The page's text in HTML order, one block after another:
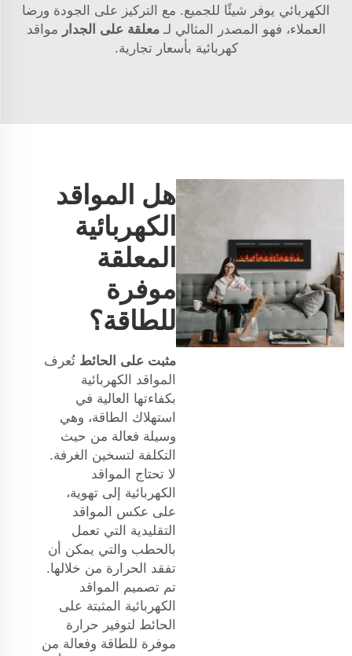
الكهربائي يوفر شيئًا للجميع. مع التركيز على الجودة ورضا
العملاء، فهو المصدر المثالي لـمعلقة على الجدار مواقد
كهربائية بأسعار تجارية.
هل المواقد
الكهربائية
المعلقة
موفرة
للطاقة؟
مثبت على الحائط تُعرف
المواقد الكهربائية
بكفاءتها العالية في
استهلاك الطاقة، وهي
وسيلة فعالة من حيث
التكلفة لتسخين الغرفة.
لا تحتاج المواقد
الكهربائية إلى تهوية،
على عكس المواقد
التقليدية التي تعمل
بالحطب والتي يمكن أن
تفقد الحرارة من خلالها.
تم تصميم المواقد
الكهربائية المثبتة على
الحائط لتوفير حرارة
موفرة للطاقة وفعالة من